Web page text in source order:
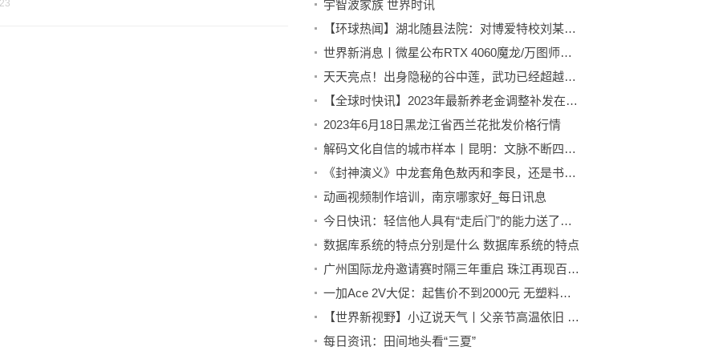
宇智波家族 世界时讯
【环球热闻】湖北随县法院：对博爱特校刘某某强制猥亵案进行全案审查
世界新消息丨微星公布RTX 4060魔龙/万图师显卡 6月29日上市
天天亮点！出身隐秘的谷中莲，武功已经超越谷之华，只因她启动开挂功力猛增
【全球时快讯】2023年最新养老金调整补发在即，1953年到1963年出生的，一次能补2000元吗？
2023年6月18日黑龙江省西兰花批发价格行情
解码文化自信的城市样本丨昆明：文脉不断四时春 环球播资讯
《封神演义》中龙套角色敖丙和李艮，还是书中封过两次神的角色_全球热推荐
动画视频制作培训，南京哪家好_每日讯息
今日快讯：轻信他人具有“走后门”的能力送了钱没办成事 索要“打点费”法院不支持
数据库系统的特点分别是什么 数据库系统的特点
广州国际龙舟邀请赛时隔三年重启 珠江再现百龙争霸
一加Ace 2V大促：起售价不到2000元 无塑料支架_环球速读
【世界新视野】小辽说天气丨父亲节高温依旧 降雨时间就在……
每日资讯：田间地头看“三夏”